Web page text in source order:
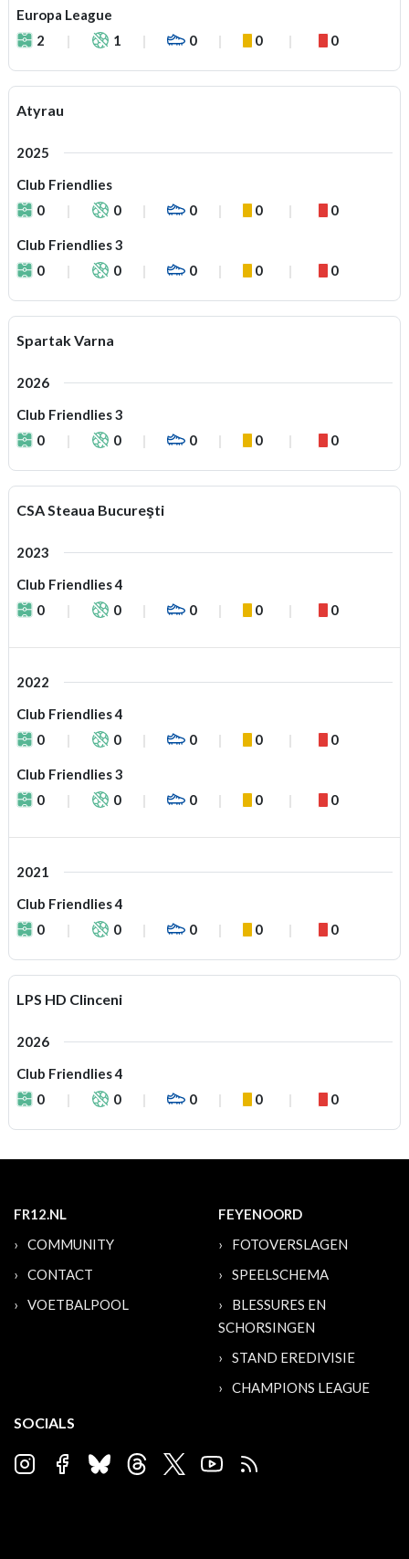
Europa League
2
1 0 0 0
Atyrau
2025
Club Friendlies
0
0 0 0 0
Club Friendlies 3
0
0 0 0 0
Spartak Varna
2026
Club Friendlies 3
0
0 0 0 0
CSA Steaua Bucureşti
2023
Club Friendlies 4
0
0 0 0 0
2022
Club Friendlies 4
0
0 0 0 0
Club Friendlies 3
0
0 0 0 0
2021
Club Friendlies 4
0
0 0 0 0
LPS HD Clinceni
2026
Club Friendlies 4
0
0 0 0 0
FR12.NL
COMMUNITY
CONTACT
VOETBALPOOL
FEYENOORD
FOTOVERSLAGEN
SPEELSCHEMA
BLESSURES EN
SCHORSINGEN
STAND EREDIVISIE
CHAMPIONS LEAGUE
SOCIALS